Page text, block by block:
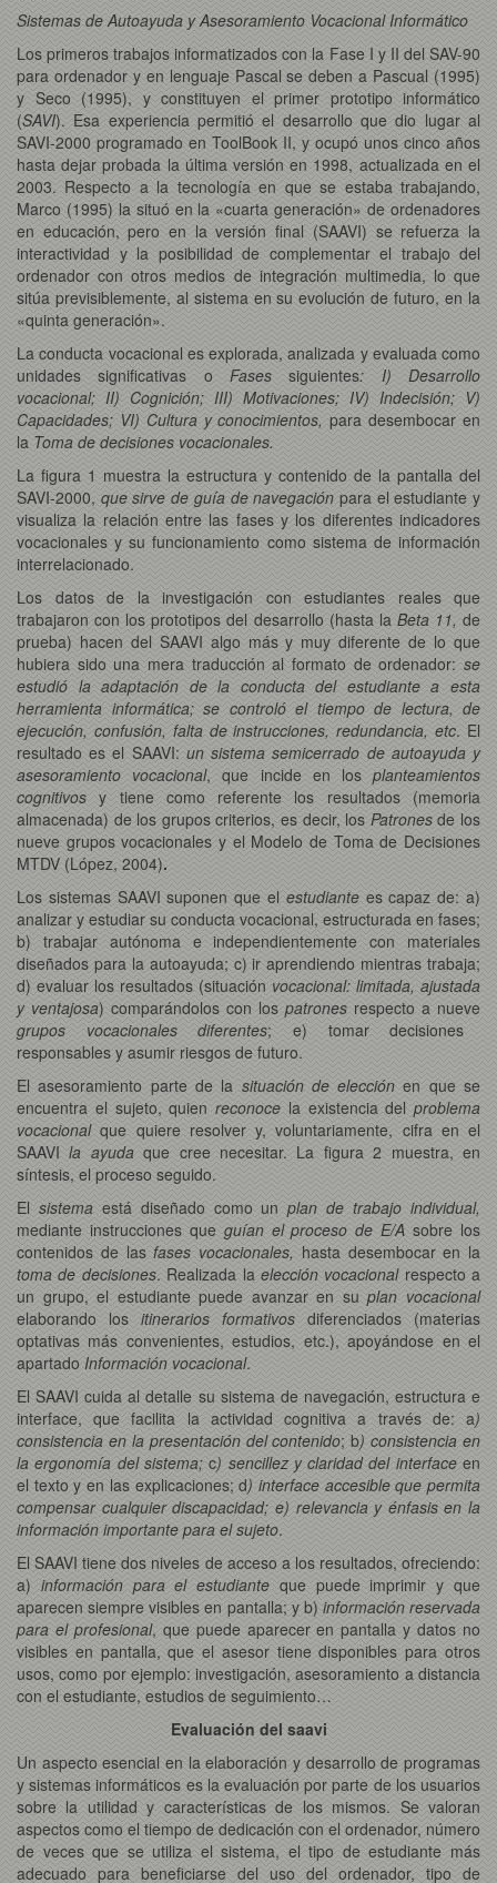
Sistemas de Autoayuda y Asesoramiento Vocacional Informático
Los primeros trabajos informatizados con la Fase I y II del SAV-90
para ordenador y en lenguaje Pascal se deben a Pascual (1995)
y Seco (1995), y constituyen el primer prototipo informático
(SAVI). Esa experiencia permitió el desarrollo que dio lugar al
SAVI-2000 programado en ToolBook II, y ocupó unos cinco años
hasta dejar probada la última versión en 1998, actualizada en el
2003. Respecto a la tecnología en que se estaba trabajando,
Marco (1995) la situó en la «cuarta generación» de ordenadores
en educación, pero en la versión final (SAAVI) se refuerza la
interactividad y la posibilidad de complementar el trabajo del
ordenador con otros medios de integración multimedia, lo que
sitúa previsiblemente, al sistema en su evolución de futuro, en la
«quinta generación».
La conducta vocacional es explorada, analizada y evaluada como
unidades significativas o Fasessiguientes: I) Desarrollo
vocacional; II) Cognición; III) Motivaciones; IV) Indecisión; V)
Capacidades; VI) Cultura y conocimientos,para desembocar en
la Toma de decisiones vocacionales.
La figura 1 muestra la estructura y contenido de la pantalla del
SAVI-2000, que sirve de guía de navegación para el estudiante y
visualiza la relación entre las fases y los diferentes indicadores
vocacionales y su funcionamiento como sistema de información
interrelacionado.
Los datos de la investigación con estudiantes reales que
trabajaron con los prototipos del desarrollo (hasta la Beta 11, de
prueba) hacen del SAAVI algo más y muy diferente de lo que
hubiera sido una mera traducción al formato de ordenador: se
estudió la adaptación de la conducta del estudiante a esta
herramienta informática; se controló el tiempo de lectura, de
ejecución, confusión, falta de instrucciones, redundancia, etc. El
resultado es el SAAVI: un sistema semicerrado de autoayuda y
asesoramiento vocacional, que incide en losplanteamientos
cognitivos y tiene como referente los resultados (memoria
almacenada) de los grupos criterios, es decir, los Patronesde los
nueve grupos vocacionales y el Modelo de Toma de Decisiones
MTDV (López, 2004).
Los sistemas SAAVI suponen que el estudiantees capaz de: a)
analizar y estudiar su conducta vocacional, estructurada en fases;
b) trabajar autónoma e independientemente con materiales
diseñados para la autoayuda; c) ir aprendiendo mientras trabaja;
d) evaluar los resultados (situación vocacional: limitada, ajustada
y ventajosa) comparándolos con los patrones respecto a nueve
grupos vocacionales diferentes; e) tomar decisiones
responsables y asumir riesgos de futuro.
El asesoramiento parte de la situación de elección en que se
encuentra el sujeto, quien reconoce la existencia del problema
vocacionalque quiere resolver y, voluntariamente, cifra en el
SAAVI la ayuda que cree necesitar. La figura 2 muestra, en
síntesis, el proceso seguido.
El sistemaestá diseñado como unplan de trabajo individual,
mediante instrucciones que guían el proceso de E/Asobre los
contenidos de las fases vocacionales, hasta desembocar en la
toma de decisiones. Realizada la elección vocacionalrespecto a
un grupo, el estudiante puede avanzar en suplan vocacional
elaborando los itinerarios formativos diferenciados (materias
optativas más convenientes, estudios, etc.), apoyándose en el
apartado Información vocacional.
El SAAVI cuida al detalle su sistema de navegación, estructura e
interface, que facilita la actividad cognitiva a través de: a)
consistencia en la presentación del contenido; b) consistencia en
la ergonomía del sistema;c) sencillez y claridad del interfaceen
el texto y en las explicaciones; d) interface accesible que permita
compensar cualquier discapacidad; e) relevancia y énfasis en la
información importante para el sujeto.
El SAAVI tiene dos niveles de acceso a los resultados, ofreciendo:
a) información para el estudiante que puede imprimir y que
aparecen siempre visibles en pantalla; y b) información reservada
para el profesional, que puede aparecer en pantalla y datos no
visibles en pantalla, que el asesor tiene disponibles para otros
usos, como por ejemplo: investigación, asesoramiento a distancia
con el estudiante, estudios de seguimiento…
Evaluación del saavi
Un aspecto esencial en la elaboración y desarrollo de programas
y sistemas informáticos es la evaluación por parte de los usuarios
sobre la utilidad y características de los mismos. Se valoran
aspectos como el tiempo de dedicación con el ordenador, número
de veces que se utiliza el sistema, el tipo de estudiante más
adecuado para beneficiarse del uso del ordenador, tipo de